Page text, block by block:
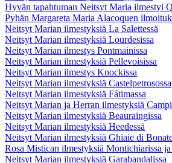
Hyvän tapahtuman Neitsyt Maria ilmestyi
Pyhän Margareta Maria Alacoquen
Neitsyt Marian ilmestyksiä La Salettessä
Neitsyt Marian ilmestyksiä Lourdesissa
Neitsyt Marian ilmestys Pontmainissa
Neitsyt Marian ilmestyksiä Pellevoisissa
Neitsyt Marian ilmestys Knockissa
Neitsyt Marian ilmestyksiä Castelpetrosossa
Neitsyt Marian ilmestyksiä Fátimassa
Neitsyt Marian ja Herran ilmestyksiä
Neitsyt Marian ilmestyksiä Beauraingissa
Neitsyt Marian ilmestyksiä Heedessä
Neitsyt Marian ilmestyksiä Ghiaie di
Rosa Mistican ilmestyksiä Montichiarissa ja
Neitsyt Marian ilmestyksiä Garabandalissa